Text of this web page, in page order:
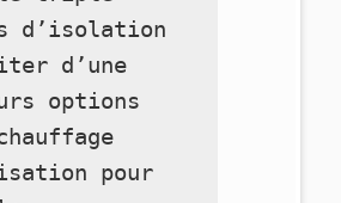
d’isolation
d’une
options
pour